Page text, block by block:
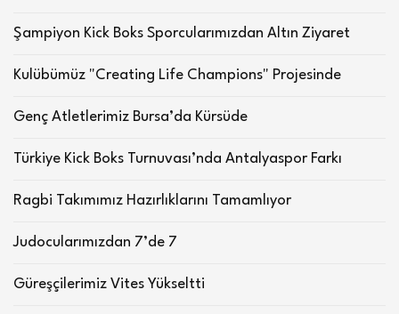
Şampiyon Kick Boks Sporcularımızdan Altın Ziyaret
Kulübümüz "Creating Life Champions" Projesinde
Genç Atletlerimiz Bursa’da Kürsüde
Türkiye Kick Boks Turnuvası’nda Antalyaspor Farkı
Ragbi Takımımız Hazırlıklarını Tamamlıyor
Judocularımızdan 7’de 7
Güreşçilerimiz Vites Yükseltti